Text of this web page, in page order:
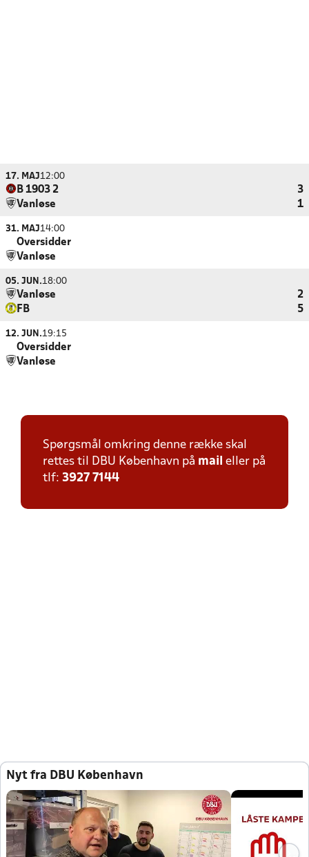
17. MAJ12:00
B 1903 2
3
Vanløse
1
31. MAJ14:00
Oversidder
Vanløse
05. JUN.18:00
Vanløse
2
FB
5
12. JUN.19:15
Oversidder
Vanløse
Spørgsmål omkring denne række skal
rettes til DBU København på mail eller på
tlf: 3927 7144
Nyt fra DBU København